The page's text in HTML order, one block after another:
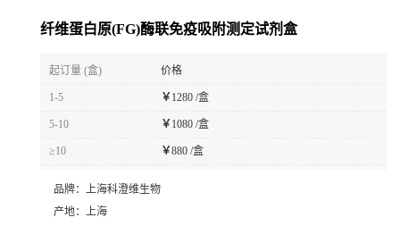
纤维蛋白原(FG)酶联免疫吸附测定试剂盒
起订量 (盒) 价格
1-5 ￥1280 /盒
5-10 ￥1080 /盒
≥10 ￥880 /盒
品牌：
上海科澄维生物
产地：
上海